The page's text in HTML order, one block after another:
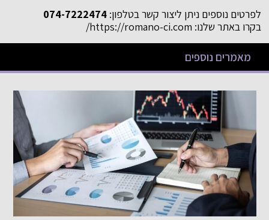
לפרטים נוספים ניתן ליצור קשר בטלפון: 074-7222474
בקרו באתר שלנו: https://romano-ci.com/
מאמרים נוספים